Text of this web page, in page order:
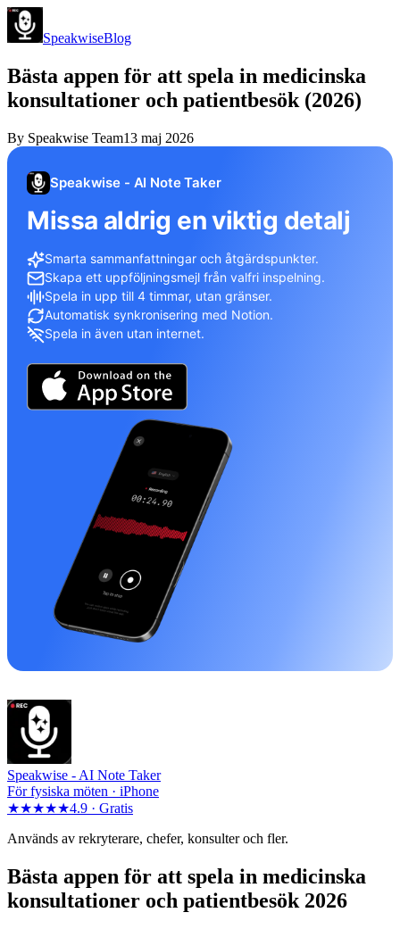
SpeakwiseBlog
Bästa appen för att spela in medicinska
konsultationer och patientbesök (2026)
By Speakwise Team13 maj 2026
Speakwise - AI Note Taker
Missa aldrig en viktig detalj
Smarta sammanfattningar och åtgärdspunkter.
Skapa ett uppföljningsmejl från valfri inspelning.
Spela in upp till 4 timmar, utan gränser.
Automatisk synkronisering med Notion.
Spela in även utan internet.
Speakwise - AI Note Taker
För fysiska möten · iPhone
★★★★★4.9 · Gratis
Används av rekryterare, chefer, konsulter och fler.
Bästa appen för att spela in medicinska
konsultationer och patientbesök 2026